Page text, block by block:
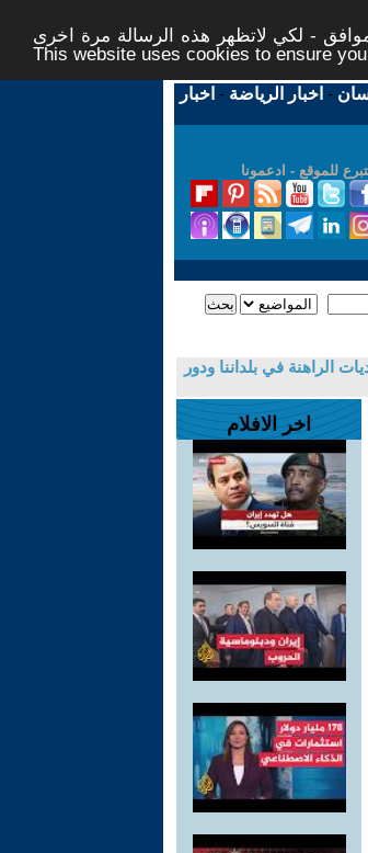
- لكي لاتظهر هذه الرسالة مرة اخرى -
This website uses cookies to ensure
- اخبار الرياضة - اخبار
للموقع - ادعمونا
الراهنة في بلداننا ودور
اخر الافلام